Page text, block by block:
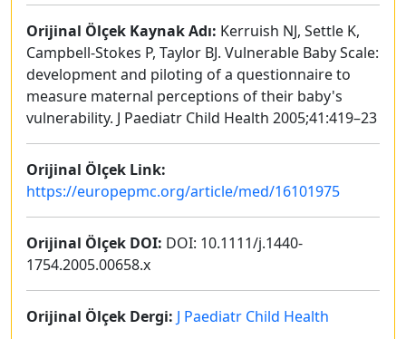
Orijinal Ölçek Kaynak Adı: Kerruish NJ, Settle K,
Campbell-Stokes P, Taylor BJ. Vulnerable Baby Scale:
development and piloting of a questionnaire to
measure maternal perceptions of their baby's
vulnerability. J Paediatr Child Health 2005;41:419–23
Orijinal Ölçek Link:
https://europepmc.org/article/med/16101975
Orijinal Ölçek DOI: DOI: 10.1111/j.1440-
1754.2005.00658.x
Orijinal Ölçek Dergi: J Paediatr Child Health